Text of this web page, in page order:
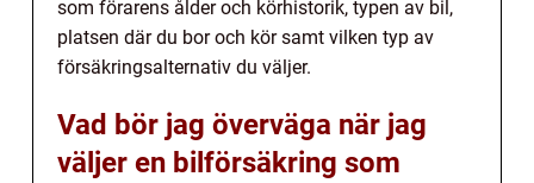
som förarens ålder och körhistorik, typen av bil,
platsen där du bor och kör samt vilken typ av
försäkringsalternativ du väljer.
Vad bör jag överväga när jag
väljer en bilförsäkring som